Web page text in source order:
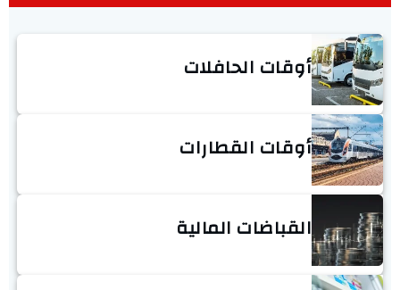
أوقات الحافلات
أوقات القطارات
القباضات المالية